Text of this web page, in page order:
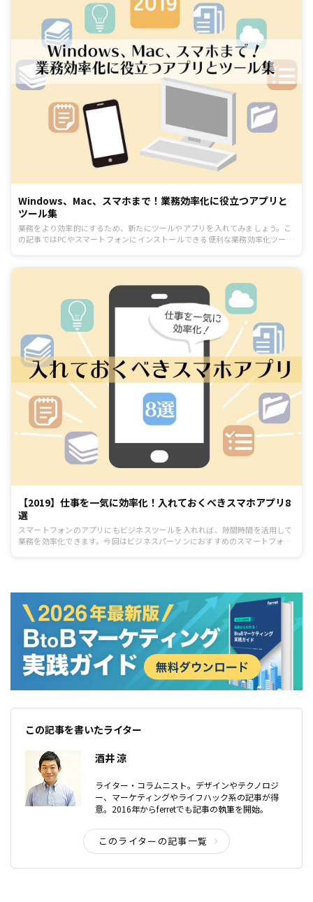
Windows、Mac、スマホまで！業務効率化に役立つアプリと
ツール集
業務をより効率的にするため、新たにツールやアプリを入れてみましょう。こ
の記事ではPCやスマートフォンにインストールできる便利な業務効率化ツール
【2019】仕事を一気に効率化！入れておくべきスマホアプリ8
選
スマートフォンのアプリにもビジネスツールを入れれば、隙間時間を活用して
業務を効率化できます。今回はビジネスパーソンにおすすめのスマートフォン
この記事を書いたライター
酒井 涼
ライター・コラムニスト。デザインやテクノロジ
ー、マーケティングやライフハック系の記事が得
意。2016年からferretでも記事の執筆を開始。
このライターの記事一覧